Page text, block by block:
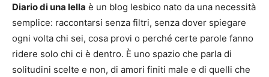
Diario di una lella è un blog lesbico nato da una necessità
semplice: raccontarsi senza filtri, senza dover spiegare
ogni volta chi sei, cosa provi o perché certe parole fanno
ridere solo chi ci è dentro. È uno spazio che parla di
solitudini scelte e non, di amori finiti male e di quelli che